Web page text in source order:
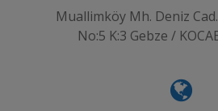
Muallimköy Mh. Deniz
No:5 K:3 Gebze /